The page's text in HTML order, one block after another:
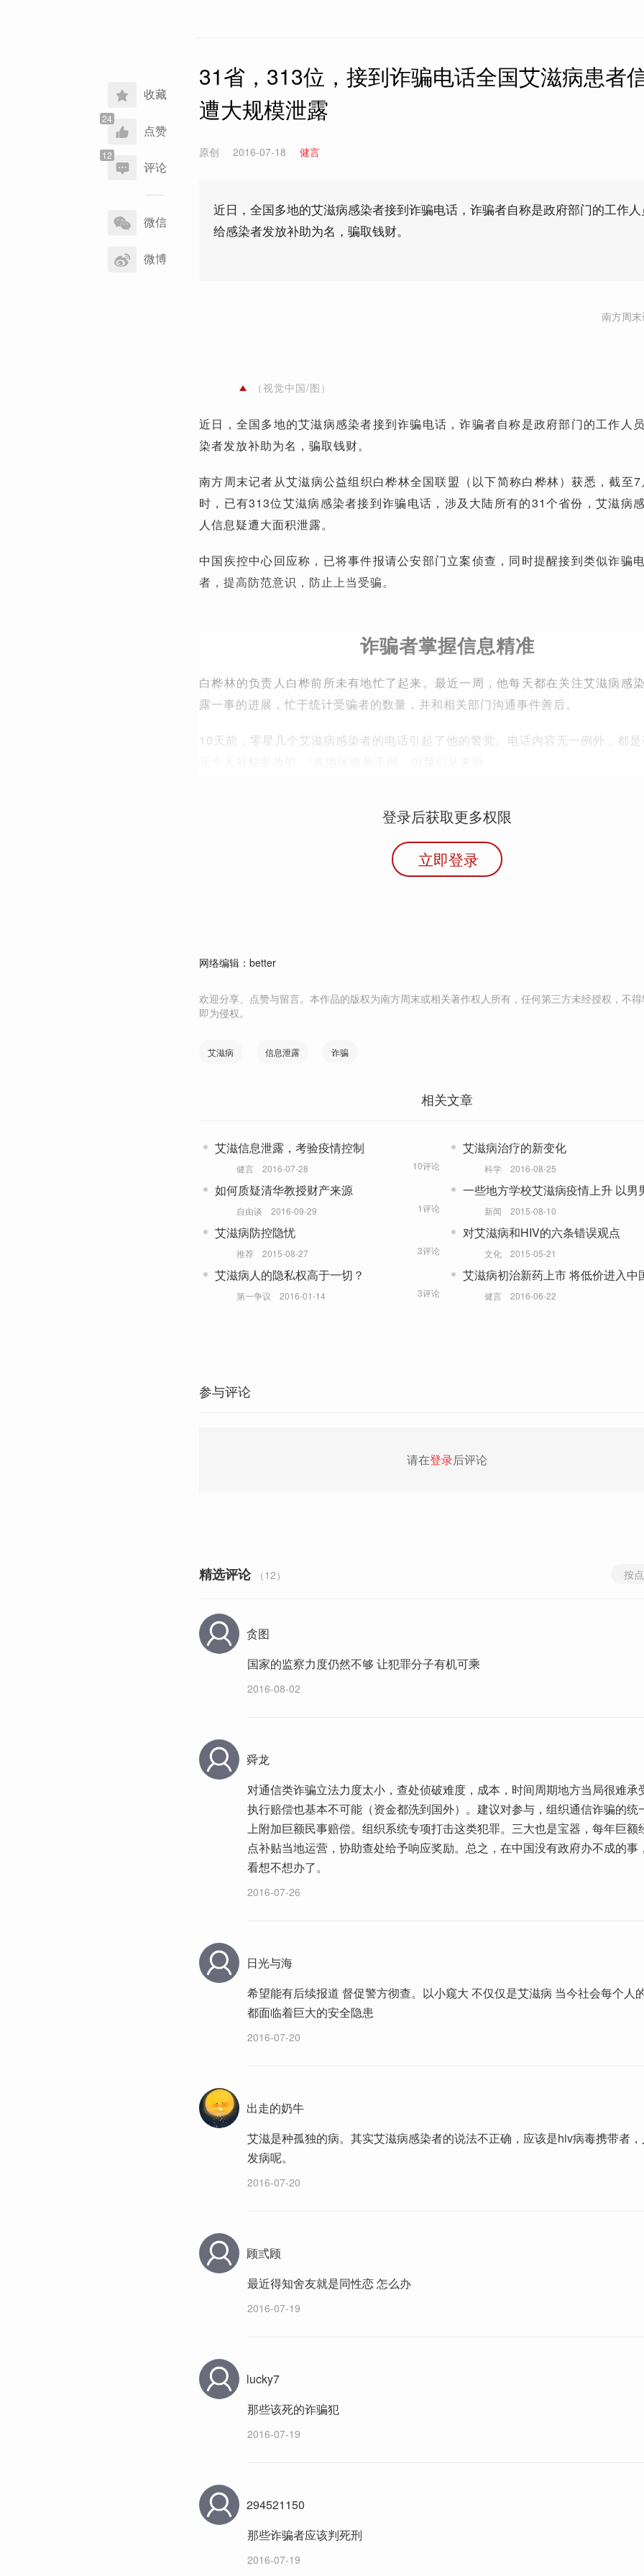
收藏
点赞
评论
享
到
微信
微博
31省，313位，接到诈骗电话全国艾滋病患者
遭大规模泄露
原创 2016-07-18 健言
近日，全国多地的艾滋病感染者接到诈骗电话，诈骗者自称是政府部门的工作人
给感染者发放补助为名，骗取钱财。
南方周
（视觉中国/图）
近日，全国多地的艾滋病感染者接到诈骗电话，诈骗者自称是政府部门的工作人
染者发放补助为名，骗取钱财。
南方周末记者从艾滋病公益组织白桦林全国联盟（以下简称白桦林）获悉，截至
时，已有313位艾滋病感染者接到诈骗电话，涉及大陆所有的31个省份，艾滋病
人信息疑遭大面积泄露。
中国疾控中心回应称，已将事件报请公安部门立案侦查，同时提醒接到类似诈骗
者，提高防范意识，防止上当受骗。
诈骗者掌握信息精准
白桦林的负责人白桦前所未有地忙了起来。最近一周，他每天都在关注艾滋病感
露一事的进展，忙于统计受骗者的数量，并和相关部门沟通事件善后。
10天前，零星几个艾滋病感染者的电话引起了他的警觉。电话内容无一例外，都
登录后获取更多权限
立即登录
网络编辑：better
欢迎分享、点赞与留言。本作品的版权为南方周末或相关著作权人所有，任何第三方未经授权，不
即为侵权。
艾滋病 信息泄露 诈骗
相关文章
艾滋信息泄露，考验疫情控制
健言 2016-07-28 10评论
艾滋病治疗的新变化
科学 2016-08-25
如何质疑清华教授财产来源
自由谈 2016-09-29 1评论
一些地方学校艾滋病疫情上升 以男
为主新闻 2015-08-10
艾滋病防控隐忧
推荐 2015-08-27 3评论
对艾滋病和HIV的六条错误观点
文化 2015-05-21
艾滋病人的隐私权高于一切？
第一争议 2016-01-14 3评论
艾滋病初治新药上市 将低价进入
健言 2016-06-22
参与评论
请在登录后评论
精选评论 （12） 按
贪图
国家的监察力度仍然不够 让犯罪分子有机可乘
2016-08-02
舜龙
对通信类诈骗立法力度太小，查处侦破难度，成本，时间周期地方当局很难承
执行赔偿也基本不可能（资金都洗到国外）。建议对参与，组织通信诈骗的统
上附加巨额民事赔偿。组织系统专项打击这类犯罪。三大也是宝器，每年巨额
点补贴当地运营，协助查处给予响应奖励。总之，在中国没有政府办不成的事
看想不想办了。
2016-07-26
日光与海
希望能有后续报道 督促警方彻查。以小窥大 不仅仅是艾滋病 当今社会每个人
都面临着巨大的安全隐患
2016-07-20
出走的奶牛
艾滋是种孤独的病。其实艾滋病感染者的说法不正确，应该是hiv病毒携带者
发病呢。
2016-07-20
顾弎顾
最近得知舍友就是同性恋 怎么办
2016-07-19
lucky7
那些该死的诈骗犯
2016-07-19
294521150
那些诈骗者应该判死刑
2016-07-19